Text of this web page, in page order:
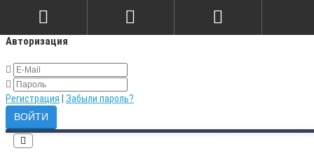
Авторизация
Регистрация Забыли пароль?